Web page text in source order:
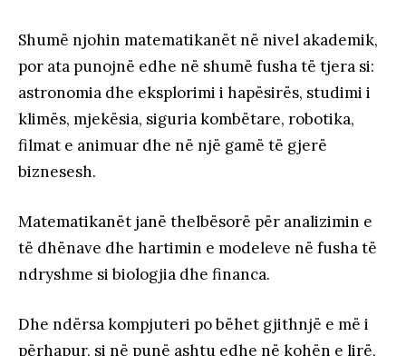
Shumë njohin matematikanët në nivel akademik,
por ata punojnë edhe në shumë fusha të tjera si:
astronomia dhe eksplorimi i hapësirës, studimi i
klimës, mjekësia, siguria kombëtare, robotika,
filmat e animuar dhe në një gamë të gjerë
biznesesh.
Matematikanët janë thelbësorë për analizimin e
të dhënave dhe hartimin e modeleve në fusha të
ndryshme si biologjia dhe financa.
Dhe ndërsa kompjuteri po bëhet gjithnjë e më i
përhapur, si në punë ashtu edhe në kohën e lirë,